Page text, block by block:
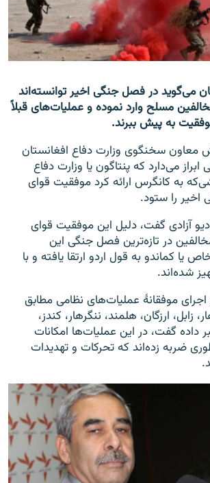
آزادی/ رادیو اروپای آزاد
می‌گوید در فصل جنگی اخیر توانسته‌اند
مسلح وارد نموده و عملیات‌های قبلاً
به پیش ببرند.
معاون سخنگوی وزارت دفاع افغانستان
ابراز می‌دارد که پنتاگون یا وزارت دفاع
به کانگرس ارائه کرد موفقیت قوای
را ستود.
آزادی گفت، دلیل این موفقیت قوای
در تازه‌ترین فصل جنگی این
یا کماندو به قول اردو ارتقا یافته و با
شده‌اند.
موفقانۀ عملیات‌های نظامی مطابق
زابل، ارزگان، هلمند، ننگرهار، کندز،
داده گفت، در این عملیات‌ها امکانات
ضربه زده‌اند که تحرکات و تهدیدات